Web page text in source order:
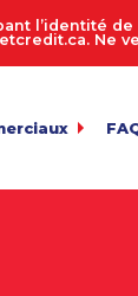
l’identité
Ne